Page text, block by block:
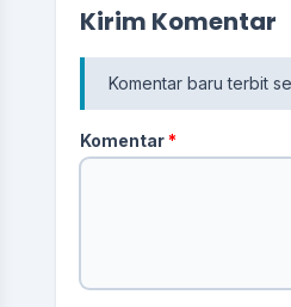
Kirim Komentar
Komentar baru terbit
Komentar*